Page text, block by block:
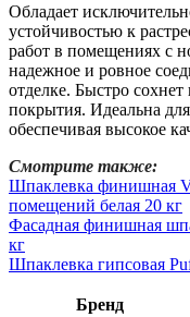
Обладает
устойчивостью к
работ в помещениях с
надежное и ровное
отделке. Быстро сохнет
покрытия. Идеальна
обеспечивая высокое
Смотрите также:
Шпаклевка финишная
помещений белая 20 кг
Фасадная финишная
кг
Шпаклевка гипсовая
Бренд